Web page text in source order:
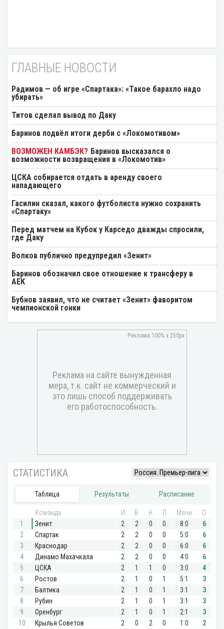
ГЛАВНЫЕ НОВОСТИ
Радимов — об игре «Спартака»: «Такое барахло надо
убирать»
Титов сделал вывод по Даку
Баринов подвёл итоги дерби с «Локомотивом»
Баринов высказался о
возможности возвращения в «Локомотив»
ЦСКА собирается отдать в аренду своего
нападающего
Гасилин сказал, какого футболиста нужно сохранить
«Спартаку»
Перед матчем на Кубок у Карседо дважды спросили,
где Даку
Волков публично предупредил «Зенит»
Баринов обозначил свое отношение к трансферу в
АЕК
Бубнов заявил, что не считает «Зенит» фаворитом
чемпионской гонки